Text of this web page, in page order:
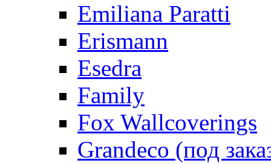
Emiliana Paratti
Erismann
Esedra
Family
Fox Wallcoverings
Grandeco (под